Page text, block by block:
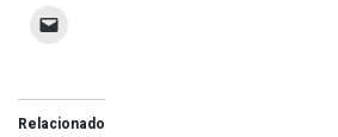
Relacionado